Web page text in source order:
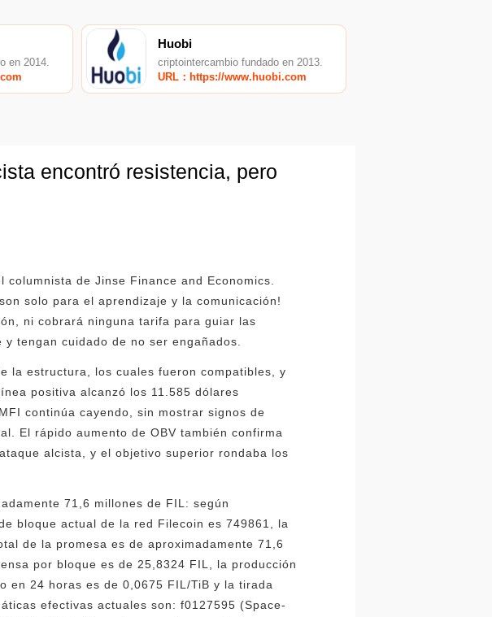
en 2014.
Huobi
criptointercambio fundado en 2013.
URL：https://www.huobi.com
encontró resistencia, pero
de Jinse Finance and Economics.
solo para el aprendizaje y la comunicación!
ni cobrará ninguna tarifa para guiar las
tengan cuidado de no ser engañados.
la estructura, los cuales fueron compatibles, y
positiva alcanzó los 11.585 dólares
continúa cayendo, sin mostrar signos de
El rápido aumento de OBV también confirma
alcista, y el objetivo superior rondaba los
71,6 millones de FIL: según
bloque actual de la red Filecoin es 749861, la
de la promesa es de aproximadamente 71,6
por bloque es de 25,8324 FIL, la producción
en 24 horas es de 0,0675 FIL/TiB y la tirada
efectivas actuales son: f0127595 (Space-